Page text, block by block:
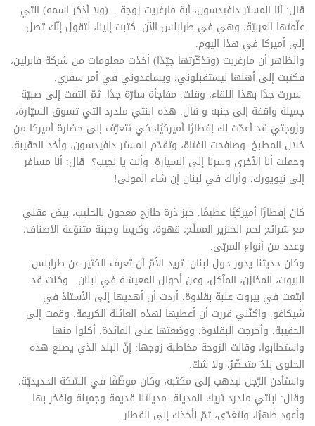
قال: أنا المستر دافيدسون، أبة مارغريت زوجة... (ولا أذكر اسمه) التي
علّمتها العربيّة، وهي في طرابلس الآن. كتبت إلينا، لتقول إنّك تصل
إلى أميركا في هذا اليوم.
والظاهر أن مارغريت (وتذكّرتها جيّدًا) أخذت معلومات من شركة فابرلين،
فكتبت إلى أهلها ليستقبلوني، ويساعدوني في أمر سفري.
سررت جدًا بهذا اللقاء، وقلت: مفاجأة سارّة جدًا. ثمّ التفت إلى صبيّة
جميلة واقفة إلى جنبه و قال: هذه ابنتي ملدرد التي تسوق السيّارة،
وزوجتي قد أعدّت لك إفطارًا أميركيًا، كي تتعرّف إلى حضارة أميركا من
خلال المطبخ. وصافحت الفتاة، وتقدّم المستر دافيدسون، وأخذ الحقيبة،
وحملت أنا الأخرى وسرنا إلى السيارة. وأنت يا نجيب؟ قال: أنا مسافر
إلى نيويورك، وأراك في لبنان إن شاء المولى!
كان إفطارًا أميركيًا عظيمًا. خبز ذرة طازج معجون بالحليب، بيض مقلي
مع شرائح لحم الخنزير المملّح، قهوة، وكريما وجبنة متنوّعة الأصناف،
وعدد من أنواع المربّى.
وكان حديثنا يدور حول لبنان. تريد الأمّ أن تعرف الكثير عن طرابلس:
البيوت، المخازن، المآكل، وعن أحوال المعيشة في لبنان. وكنت قد
ابتعت في بيروت علبة بقلاوة، أردت أن أهديها إلى الأستاذ في
شيكاغو. واكنّني قررت أن أعطيها لهذه العائلة الكريمة. وقمت إلى
الحقيبة، وأخرجت البقلاوة، ووضعتها على المائدة. أكلوا منها
واستطابوا، وقالت الزوحة مخاطبة زوجها: إنّ البلد الذي يصنع هذه
الحلوى بلدٌ متحضّرٌ، ولا شكّ.
واستأذن الرّجل ليذهب إلى مكتبه، وكان موظّفًا في السّكة الحديديّة،
وقال: ابنتي ملدرد تريك المدينة. مدينتنا قديمة وجميلة ونفخر بها.
وأعود ظهرًا، ونتغدّى، ثمّ نأخذك إلى القطار.